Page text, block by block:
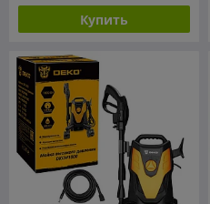
Купить